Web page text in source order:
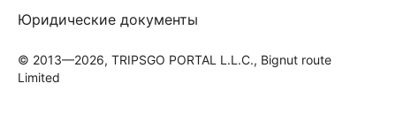
Юридические документы
© 2013—2026, TRIPSGO PORTAL L.L.C., Bignut route
Limited